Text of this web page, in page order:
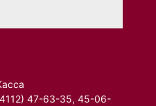
47-63-35, 45-06-